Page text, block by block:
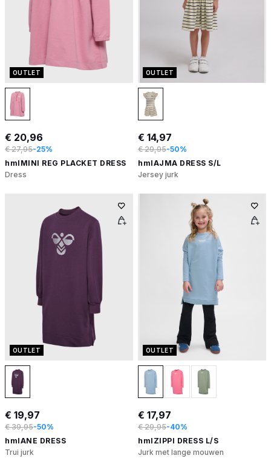
OUTLET
€ 20,96
€ 27,95-25%
hmlMINI REG PLACKET DRESS
Dress
OUTLET
€ 14,97
€ 29,95-50%
hmlAJMA DRESS S/L
Jersey jurk
OUTLET
€ 19,97
€ 39,95-50%
hmlANE DRESS
Trui jurk
OUTLET
€ 17,97
€ 29,95-40%
hmlZIPPI DRESS L/S
Jurk met lange mouwen